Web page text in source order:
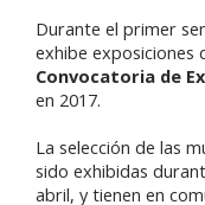
Durante el primer
exhibe exposiciones
Convocatoria de
en 2017.
La selección de las
sido exhibidas
abril, y tienen en